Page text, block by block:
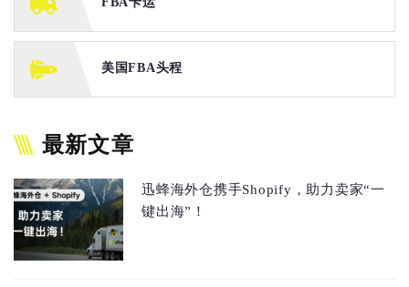
美国FBA头程
最新文章
迅蜂海外仓携手Shopify，助力卖家“一
键出海”！